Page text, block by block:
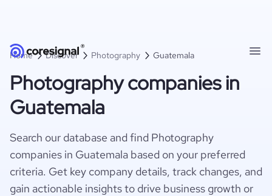
Home Discover Photography Guatemala
Photography companies in
Guatemala
Search our database and find Photography
companies in Guatemala based on your preferred
criteria. Get key company details, track changes, and
gain actionable insights to drive business growth or